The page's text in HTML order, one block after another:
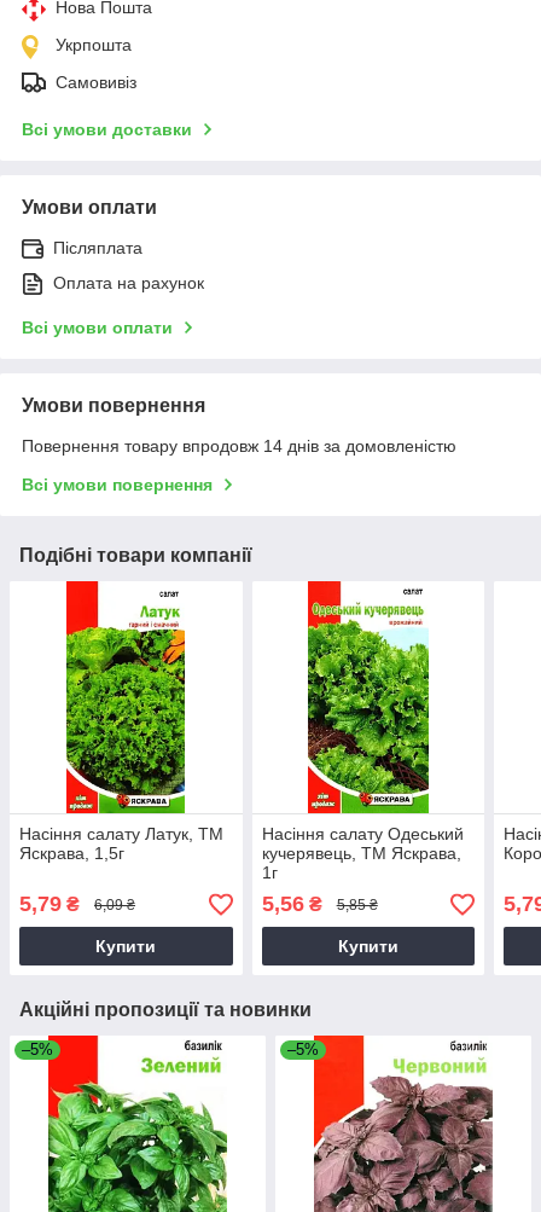
Нова Пошта
Укрпошта
Самовивіз
Всі умови доставки
Умови оплати
Післяплата
Оплата на рахунок
Всі умови оплати
Умови повернення
Повернення товару впродовж 14 днів за домовленістю
Всі умови повернення
Подібні товари компанії
Насіння салату Латук, ТМ
Яскрава, 1,5г
5,79 ₴ 6,09 ₴
Купити
Насіння салату Одеський
кучерявець, ТМ Яскрава,
1г
5,56₴ 5,85 ₴
Купити
Акційні пропозиції та новинки
–5% –5%